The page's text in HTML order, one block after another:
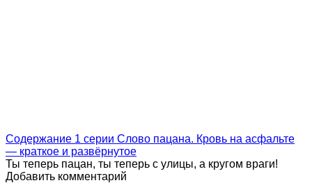
Содержание 1 серии Слово пацана. Кровь на асфальте
— краткое и развёрнутое
Ты теперь пацан, ты теперь с улицы, а кругом враги!
Добавить комментарий